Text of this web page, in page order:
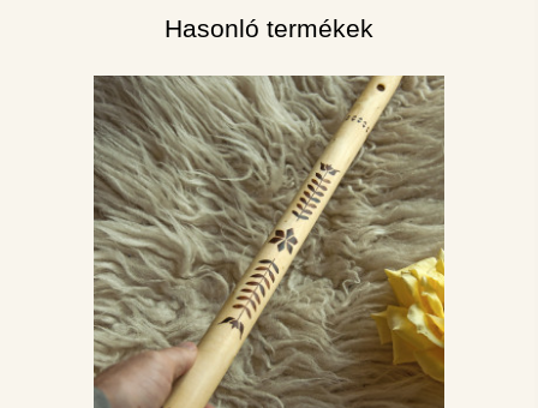
Hasonló termékek